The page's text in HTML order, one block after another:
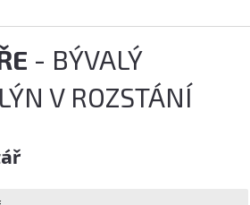
- BÝVALÝ
V ROZSTÁNÍ